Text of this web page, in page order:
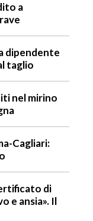
a
dipendente
taglio
nel mirino
Cagliari:
di
e ansia». Il